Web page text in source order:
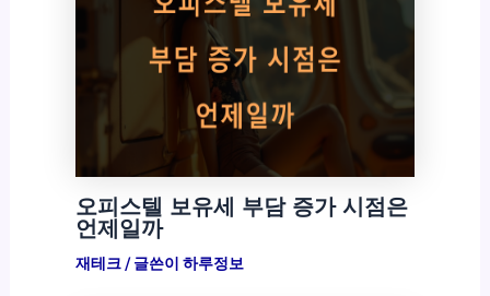
오피스텔 보유세 부담 증가 시점은
언제일까
재테크/ 글쓴이 하루정보